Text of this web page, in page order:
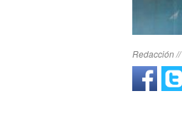
Redacción